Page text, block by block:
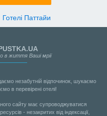
Готелі Паттайи
в життя Ваші мрії
незабутній відпочинок, шукаємо
в перевірені отелі!
сайту має супроводжуватися
- незакритих від індексації,